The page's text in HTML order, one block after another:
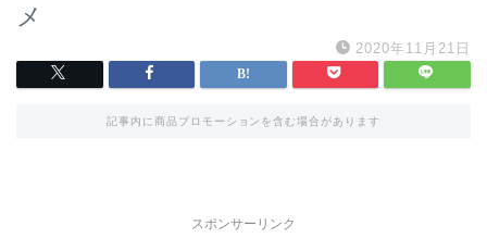
メ
2020年11月21日
記事内に商品プロモーションを含む場合があります
スポンサーリンク